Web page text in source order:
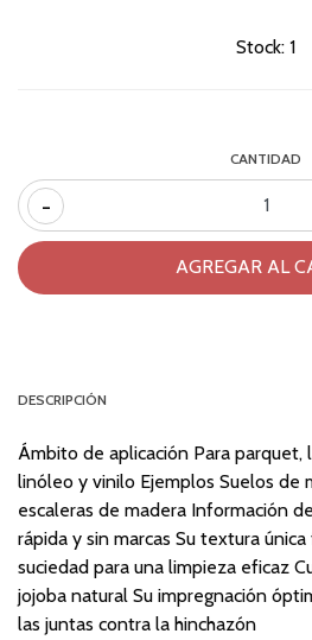
Stock: 1
CANTIDAD
-
DESCRIPCIÓN
Ámbito de aplicación Para parquet,
linóleo y vinilo Ejemplos Suelos de
escaleras de madera Información
rápida y sin marcas Su textura
suciedad para una limpieza eficaz
jojoba natural Su impregnación
las juntas contra la hinchazón